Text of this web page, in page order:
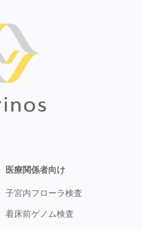
医療関係者向け
子宮内フローラ検査
着床前ゲノム検査